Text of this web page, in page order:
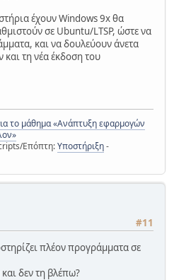
έχουν Windows 9x θα
σε Ubuntu/LTSP, ώστε να
και να δουλεύουν άνετα
τη νέα έκδοση του
το μάθημα «Ανάπτυξη εφαρμογών
Επόπτη:Υποστήριξη-
#11
πλέον προγράμματα σε
δεν τη βλέπω?